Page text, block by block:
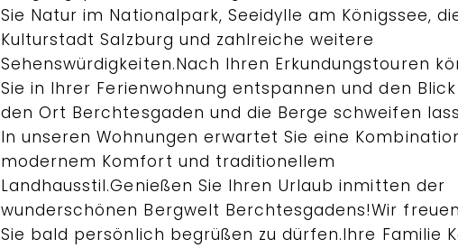
Sie Natur im Nationalpark, Seeidylle am Königssee,
Kulturstadt Salzburg und zahlreiche weitere
Sehenswürdigkeiten.Nach Ihren Erkundungstouren
Sie in Ihrer Ferienwohnung entspannen und den
den Ort Berchtesgaden und die Berge schweifen
In unseren Wohnungen erwartet Sie eine
modernem Komfort und traditionellem
Landhausstil.Genießen Sie Ihren Urlaub inmitten der
wunderschönen Bergwelt Berchtesgadens!Wir
Sie bald persönlich begrüßen zu dürfen.Ihre Familie